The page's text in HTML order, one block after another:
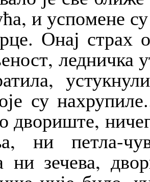
и успо­мене
Онај страх
ледничка
су
двориште,
ни петла-
ни зечева,